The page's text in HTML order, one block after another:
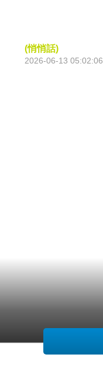
(悄悄話)
2026-06-13 05:02:06